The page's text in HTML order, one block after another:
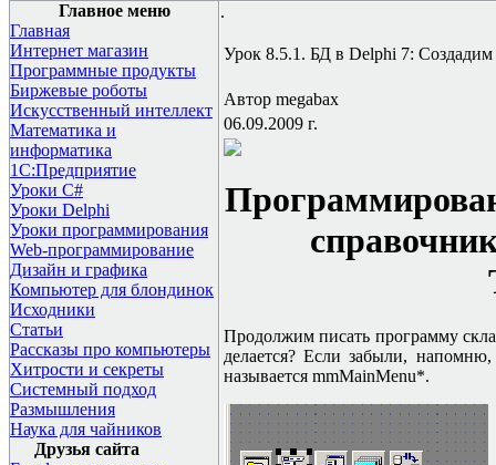
Главное меню
Главная
Интернет магазин
Программные продукты
Биржевые роботы
Искусственный интеллект
Математика и
информатика
1С:Предприятие
Уроки C#
Уроки Delphi
Уроки программирования
Web-программирование
Дизайн и графика
Компьютер для блондинок
Исходники
Статьи
Рассказы про компьютеры
Хитрости и секреты
Системный подход
Размышления
Наука для чайников
Друзья сайта
.
Урок 8.5.1. БД в Delphi 7:
Автор megabax
06.09.2009 г.
Продолжим писать программу
делается? Если забыли,
называется mmMainMenu*.